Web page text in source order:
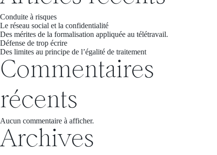
Conduite à risques
Le réseau social et la confidentialité
Des mérites de la formalisation appliquée au télétravail.
Défense de trop écrire
Des limites au principe de l’égalité de traitement
Commentaires
récents
Aucun commentaire à afficher.
Archives